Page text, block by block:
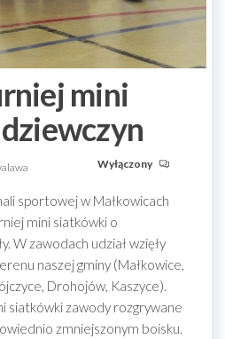
mini
Wyłączony
sportowej w Małkowicach
mini siatkówki o
W zawodach udział wzięły
naszej gminy (Małkowice,
Drohojów, Kaszyce).
siatkówki zawody rozgrywane
zmniejszonym boisku.